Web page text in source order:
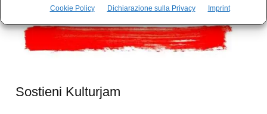
Cookie Policy Dichiarazione sulla Privacy Imprint
Sostieni Kulturjam